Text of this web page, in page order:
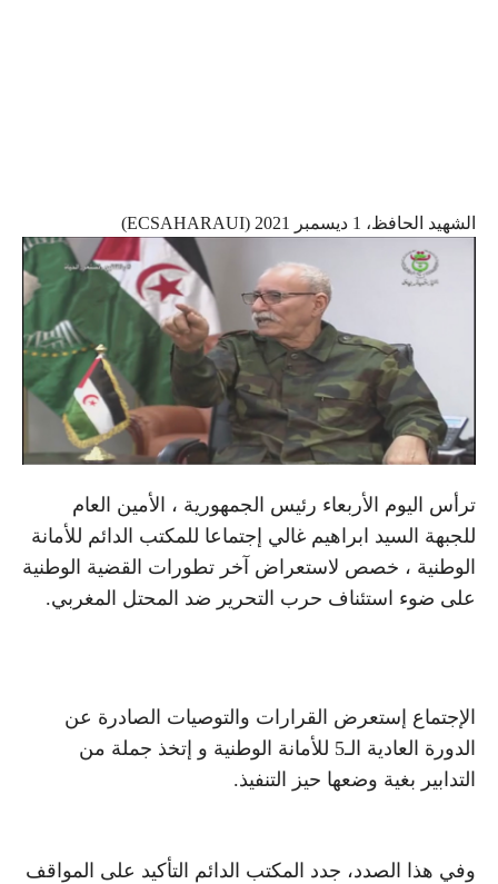
الشهيد الحافظ، 1 ديسمبر 2021 (ECSAHARAUI)
ترأس اليوم الأربعاء رئيس الجمهورية ، الأمين العام
للجبهة السيد ابراهيم غالي إجتماعا للمكتب الدائم للأمانة
الوطنية ، خصص لاستعراض آخر تطورات القضية الوطنية
على ضوء استئناف حرب التحرير ضد المحتل المغربي.
الإجتماع إستعرض القرارات والتوصيات الصادرة عن
الدورة العادية الـ5 للأمانة الوطنية و إتخذ جملة من
التدابير بغية وضعها حيز التنفيذ.
وفي هذا الصدد، جدد المكتب الدائم التأكيد على المواقف